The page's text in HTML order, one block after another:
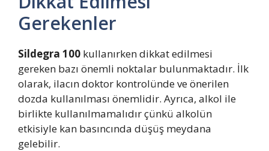
Gerekenler
Sildegra 100 kullanırken dikkat edilmesi
gereken bazı önemli noktalar bulunmaktadır. İlk
olarak, ilacın doktor kontrolünde ve önerilen
dozda kullanılması önemlidir. Ayrıca, alkol ile
birlikte kullanılmamalıdır çünkü alkolün
etkisiyle kan basıncında düşüş meydana
gelebilir.